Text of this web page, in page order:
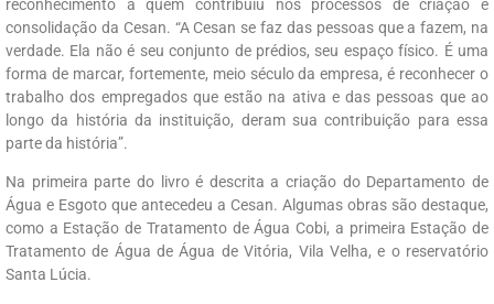
reconhecimento a quem contribuiu nos processos de criação e
consolidação da Cesan. “A Cesan se faz das pessoas que a fazem, na
verdade. Ela não é seu conjunto de prédios, seu espaço físico. É uma
forma de marcar, fortemente, meio século da empresa, é reconhecer o
trabalho dos empregados que estão na ativa e das pessoas que ao
longo da história da instituição, deram sua contribuição para essa
parte da história”.
Na primeira parte do livro é descrita a criação do Departamento de
Água e Esgoto que antecedeu a Cesan. Algumas obras são destaque,
como a Estação de Tratamento de Água Cobi, a primeira Estação de
Tratamento de Água de Água de Vitória, Vila Velha, e o reservatório
Santa Lúcia.